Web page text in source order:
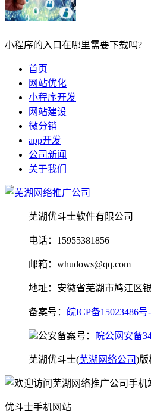
小程序的入口在哪里需要下载吗?
首页
网站优化
小程序开发
网站建设
微分销
app开发
公司新闻
关于我们
芜湖优斗士软件有限公司
电话：15955381856
邮箱：whudows@qq.com
地址：安徽省芜湖市鸠江区
备案号： 皖ICP备15023486号-
公安备案号： 皖公网安备
芜湖优斗士(芜湖网络公司)版
优斗士手机网站